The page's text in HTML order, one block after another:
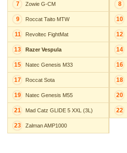
7 Zowie G-CM
9 Roccat Taito MTW
11 Revoltec FightMat
13 Razer Vespula
15 Natec Genesis M33
17 Roccat Sota
19 Natec Genesis M55
21 Mad Catz GLIDE 5 XXL (3L)
23 Zalman AMP1000
8
10
12
14
16
18
20
22